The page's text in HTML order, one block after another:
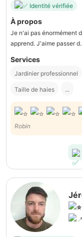
Identité vérifiée
À propos
Je n'ai pas énormément
apprend. J'aime passer
Services
Jardinier professionnel
Taille de haies ...
Robin